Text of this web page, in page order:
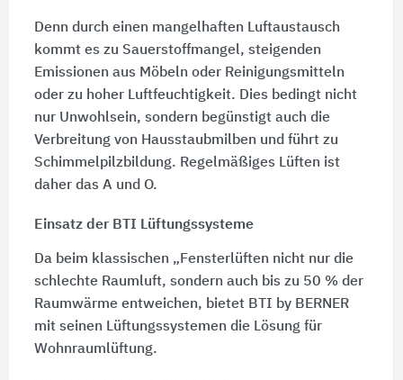
Denn durch einen mangelhaften Luftaustausch
kommt es zu Sauerstoffmangel, steigenden
Emissionen aus Möbeln oder Reinigungsmitteln
oder zu hoher Luftfeuchtigkeit. Dies bedingt nicht
nur Unwohlsein, sondern begünstigt auch die
Verbreitung von Hausstaubmilben und führt zu
Schimmelpilzbildung. Regelmäßiges Lüften ist
daher das A und O.
Einsatz der BTI Lüftungssysteme
Da beim klassischen „Fensterlüften nicht nur die
schlechte Raumluft, sondern auch bis zu 50 %der
Raumwärme entweichen, bietet BTI by BERNER
mit seinen Lüftungssystemen die Lösung für
Wohnraumlüftung.